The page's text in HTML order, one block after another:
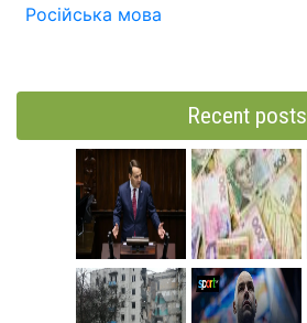
Російська мова
Recent posts